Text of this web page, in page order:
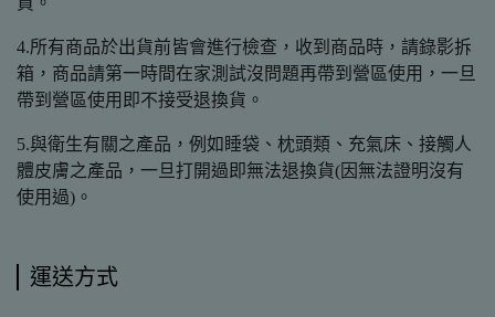
4.所有商品於出貨前皆會進行檢查，收到商品時，請錄影拆
箱，商品請第一時間在家測試沒問題再帶到營區使用，一旦
帶到營區使用即不接受退換貨。
5.與衛生有關之產品，例如睡袋、枕頭類、充氣床、接觸人
體皮膚之產品，一旦打開過即無法退換貨(因無法證明沒有
使用過)。
運送方式